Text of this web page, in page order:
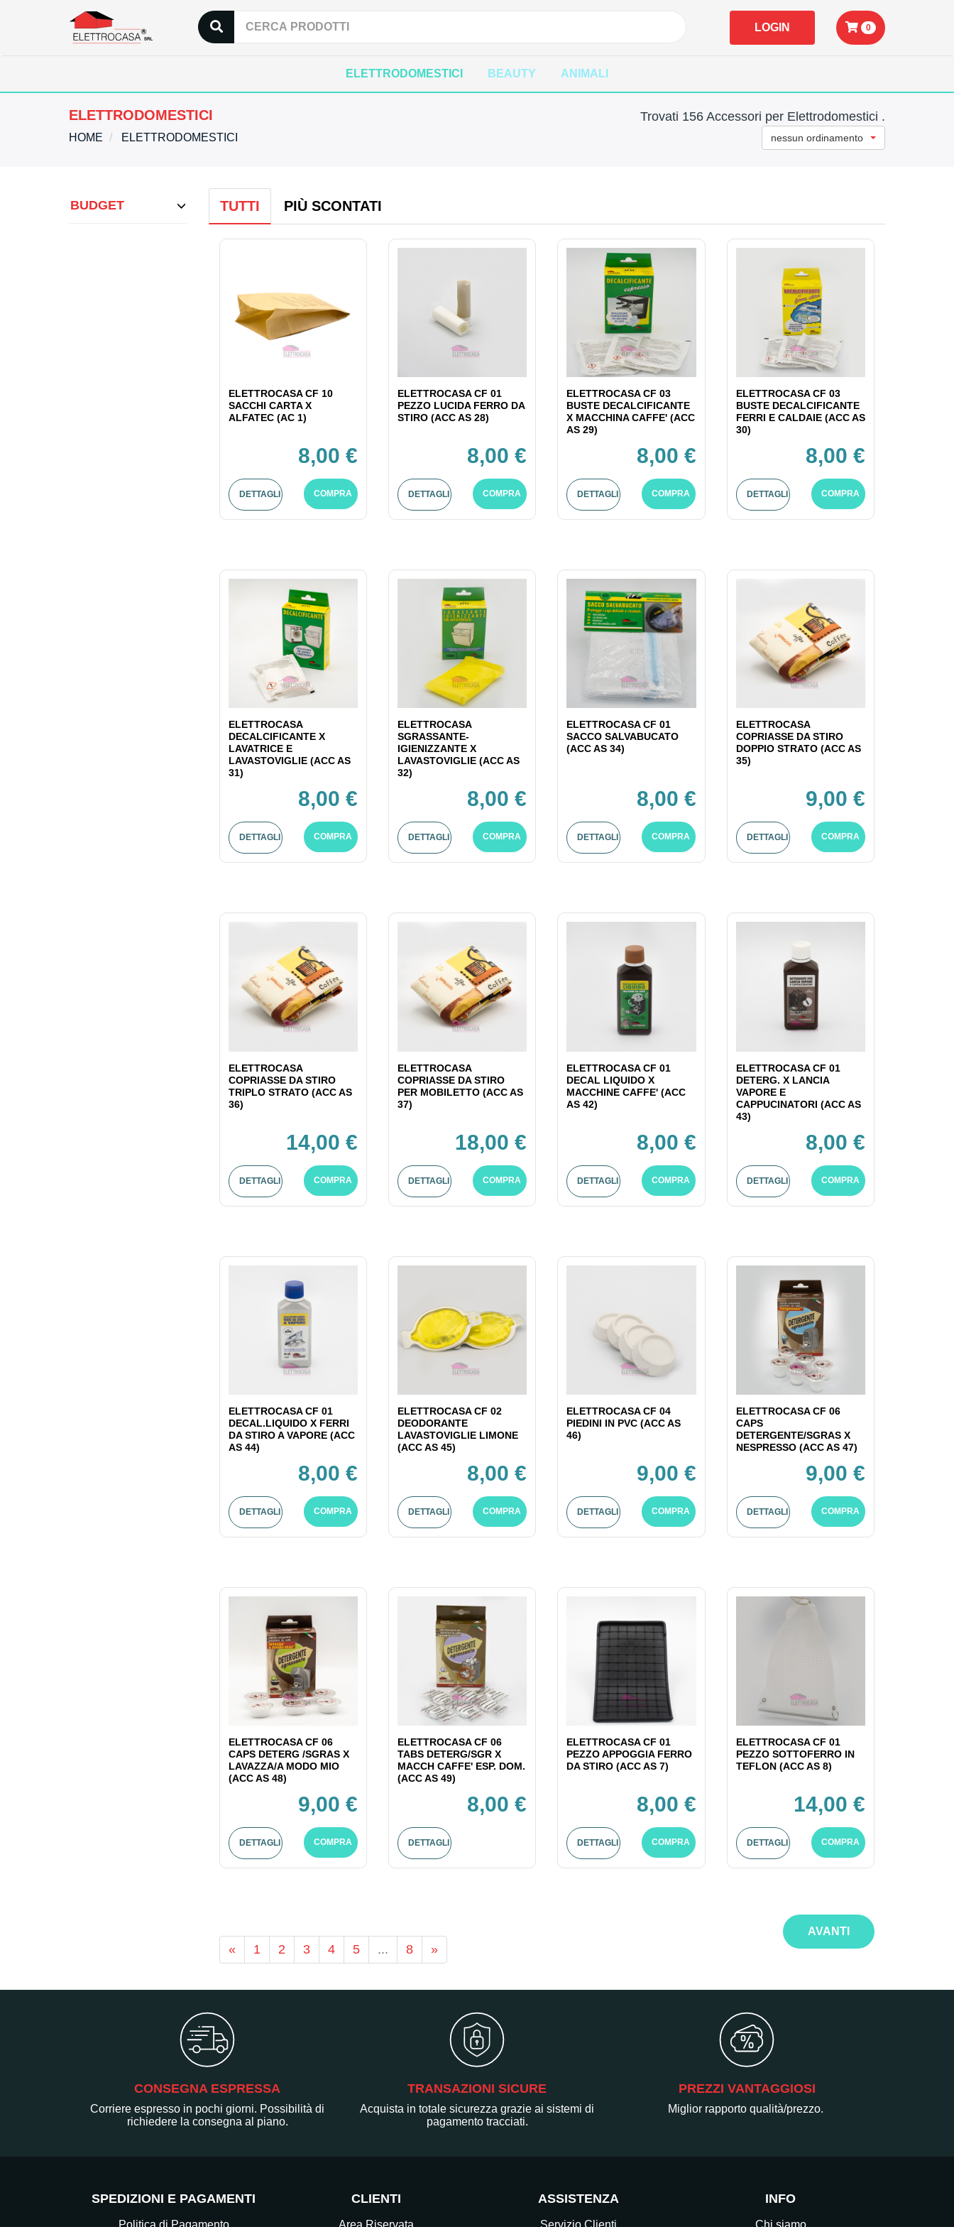
LOGIN 0
ELETTRODOMESTICI BEAUTY ANIMALI
ELETTRODOMESTICI
HOME ELETTRODOMESTICI
Trovati 156 Accessori per Elettrodomestici .
nessun ordinamento
BUDGET TUTTI PIÙ SCONTATI
ELETTROCASA CF 10
SACCHI CARTA X
ALFATEC (AC 1)
8,00 €
DETTAGLI COMPRA
ELETTROCASA CF 01
PEZZO LUCIDA FERRO DA
STIRO (ACC AS 28)
8,00 €
DETTAGLI COMPRA
ELETTROCASA CF 03
BUSTE DECALCIFICANTE
X MACCHINA CAFFE' (ACC
AS 29)
8,00 €
DETTAGLI COMPRA
ELETTROCASA CF 03
BUSTE DECALCIFICANTE
FERRI E CALDAIE (ACC AS
30)
8,00 €
DETTAGLI COMPRA
ELETTROCASA
DECALCIFICANTE X
LAVATRICE E
LAVASTOVIGLIE (ACC AS
31)
8,00 €
DETTAGLI COMPRA
ELETTROCASA
SGRASSANTE-
IGIENIZZANTE X
LAVASTOVIGLIE (ACC AS
32)
8,00 €
DETTAGLI COMPRA
ELETTROCASA CF 01
SACCO SALVABUCATO
(ACC AS 34)
8,00 €
DETTAGLI COMPRA
ELETTROCASA
COPRIASSE DA STIRO
DOPPIO STRATO (ACC AS
35)
9,00 €
DETTAGLI COMPRA
ELETTROCASA
COPRIASSE DA STIRO
TRIPLO STRATO (ACC AS
36)
14,00 €
DETTAGLI COMPRA
ELETTROCASA
COPRIASSE DA STIRO
PER MOBILETTO (ACC AS
37)
18,00 €
DETTAGLI COMPRA
ELETTROCASA CF 01
DECAL LIQUIDO X
MACCHINE CAFFE' (ACC
AS 42)
8,00 €
DETTAGLI COMPRA
ELETTROCASA CF 01
DETERG. X LANCIA
VAPORE E
CAPPUCINATORI (ACC AS
43)
8,00 €
DETTAGLI COMPRA
ELETTROCASA CF 01
DECAL.LIQUIDO X FERRI
DA STIRO A VAPORE (ACC
AS 44)
8,00 €
DETTAGLI COMPRA
ELETTROCASA CF 02
DEODORANTE
LAVASTOVIGLIE LIMONE
(ACC AS 45)
8,00 €
DETTAGLI COMPRA
ELETTROCASA CF 04
PIEDINI IN PVC (ACC AS
46)
9,00 €
DETTAGLI COMPRA
ELETTROCASA CF 06
CAPS
DETERGENTE/SGRAS X
NESPRESSO (ACC AS 47)
9,00 €
DETTAGLI COMPRA
ELETTROCASA CF 06
CAPS DETERG /SGRAS X
LAVAZZA/A MODO MIO
(ACC AS 48)
9,00 €
DETTAGLI COMPRA
ELETTROCASA CF 06
TABS DETERG/SGR X
MACCH CAFFE' ESP. DOM.
(ACC AS 49)
8,00 €
DETTAGLI
ELETTROCASA CF 01
PEZZO APPOGGIA FERRO
DA STIRO (ACC AS 7)
8,00 €
DETTAGLI COMPRA
ELETTROCASA CF 01
PEZZO SOTTOFERRO IN
TEFLON (ACC AS 8)
14,00 €
DETTAGLI COMPRA
« 1 2 3 4 5 ... 8 »
AVANTI
CONSEGNA ESPRESSA
Corriere espresso in pochi giorni. Possibilità di
richiedere la consegna al piano.
TRANSAZIONI SICURE
Acquista in totale sicurezza grazie ai sistemi di
pagamento tracciati.
PREZZI VANTAGGIOSI
Miglior rapporto qualità/prezzo.
SPEDIZIONI E PAGAMENTI
Politica di Pagamento
CLIENTI
Area Riservata
ASSISTENZA
Servizio Clienti
INFO
Chi siamo